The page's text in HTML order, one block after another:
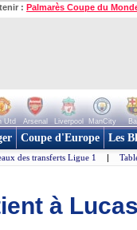
: Palmarès Coupe du
Utd Arsenal Liverpool ManCity
Coupe d'Europe Les
des transferts Ligue 1 |
à